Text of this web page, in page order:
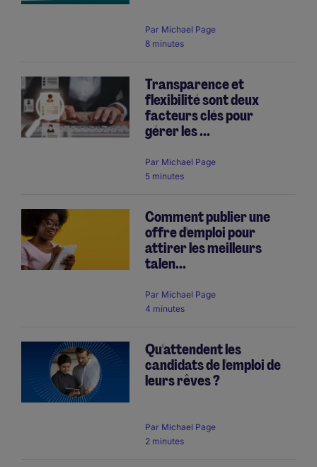
Par Michael Page
8 minutes
Transparence et
flexibilité sont deux
facteurs clés pour
gérer les ...
Par Michael Page
5 minutes
Comment publier une
offre d'emploi pour
attirer les meilleurs
talen...
Par Michael Page
4 minutes
Qu'attendent les
candidats de l'emploi de
leurs rêves ?
Par Michael Page
2 minutes